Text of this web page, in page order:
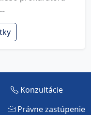
Konzultácie
Právne zastúpenie